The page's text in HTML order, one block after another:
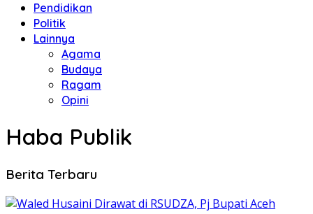
Pendidikan
Politik
Lainnya
Agama
Budaya
Ragam
Opini
Haba Publik
Berita Terbaru